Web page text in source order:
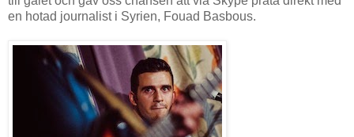
en hotad journalist i Syrien, Fouad Basbous.